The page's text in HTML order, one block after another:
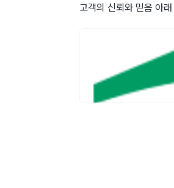
고객의 신뢰와 믿음 아래